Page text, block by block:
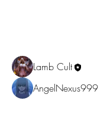
Lamb Cult
AngelNexus999